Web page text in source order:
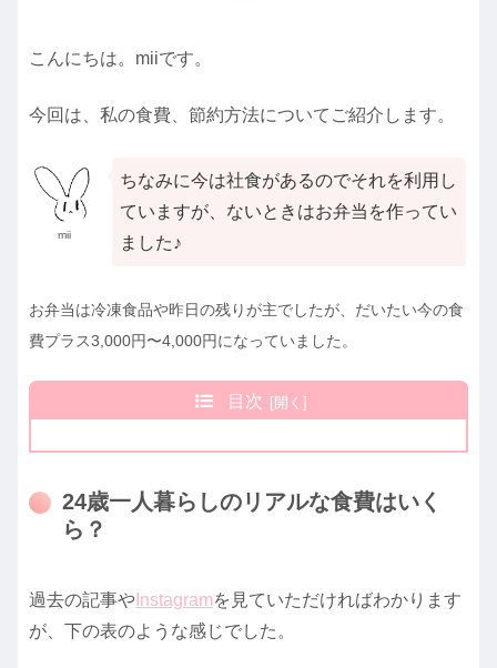
こんにちは。miiです。
今回は、私の食費、節約方法についてご紹介します。
mii
ちなみに今は社食があるのでそれを利用し
ていますが、ないときはお弁当を作ってい
ました♪
お弁当は冷凍食品や昨日の残りが主でしたが、だいたい今の食
費プラス3,000円〜4,000円になっていました。
目次
24歳一人暮らしのリアルな食費はいく
ら？
過去の記事や Instagramを見ていただければわかります
が、下の表のような感じでした。